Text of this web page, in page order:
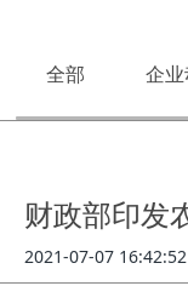
全部 企
财政部印发
2021-07-07 16:42:52